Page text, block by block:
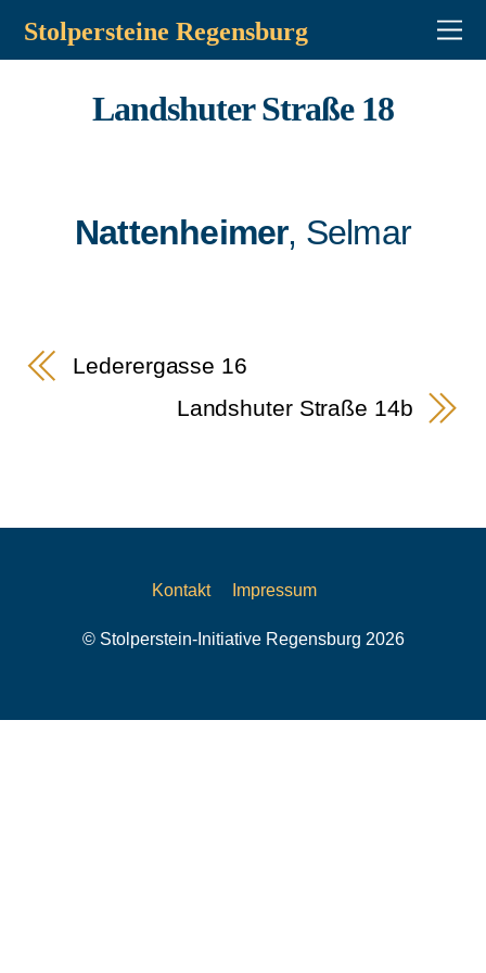
Stolpersteine Regensburg
Landshuter Straße 18
Nattenheimer, Selmar
Lederergasse 16
Landshuter Straße 14b
Kontakt Impressum
© Stolperstein-Initiative Regensburg 2026